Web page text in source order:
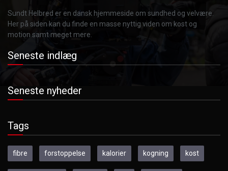
Sundt Helbred er en dansk hjemmeside om sundhed og velvære.
Her på siden kan du finde en masse nyttig viden om kost og
motion samt meget mere.
Seneste indlæg
Seneste nyheder
Tags
fibre forstoppelse kalorier kogning kost